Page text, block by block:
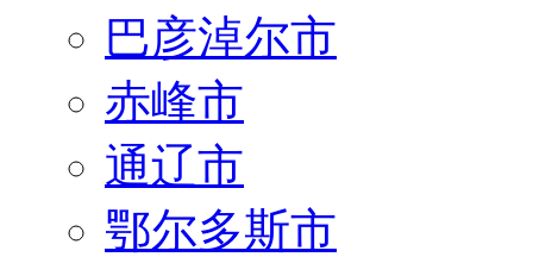
巴彦淖尔市
赤峰市
通辽市
鄂尔多斯市